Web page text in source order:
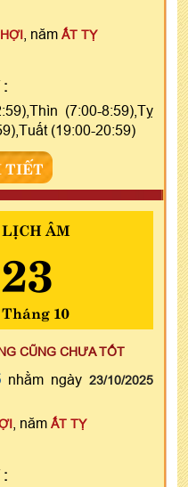
, năm ẤT TỴ
:
(7:00-8:59),Tỵ
(19:00-20:59)
TIẾT
LỊCH ÂM
23
Tháng 10
CŨNG CHƯA TỐT
nhằm ngày 23/10/2025
, năm ẤT TỴ
: